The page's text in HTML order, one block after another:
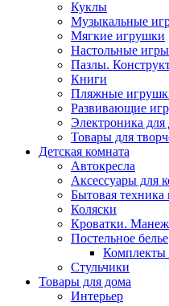
Куклы
Музыкальные
Мягкие игрушки
Настольные игры
Пазлы.
Книги
Пляжные
Развивающие
Электроника для
Товары для
Детская комната
Автокресла
Аксессуары для
Бытовая техника
Коляски
Кроватки.
Постельное белье
Комплекты
Стульчики
Товары для дома
Интерьер